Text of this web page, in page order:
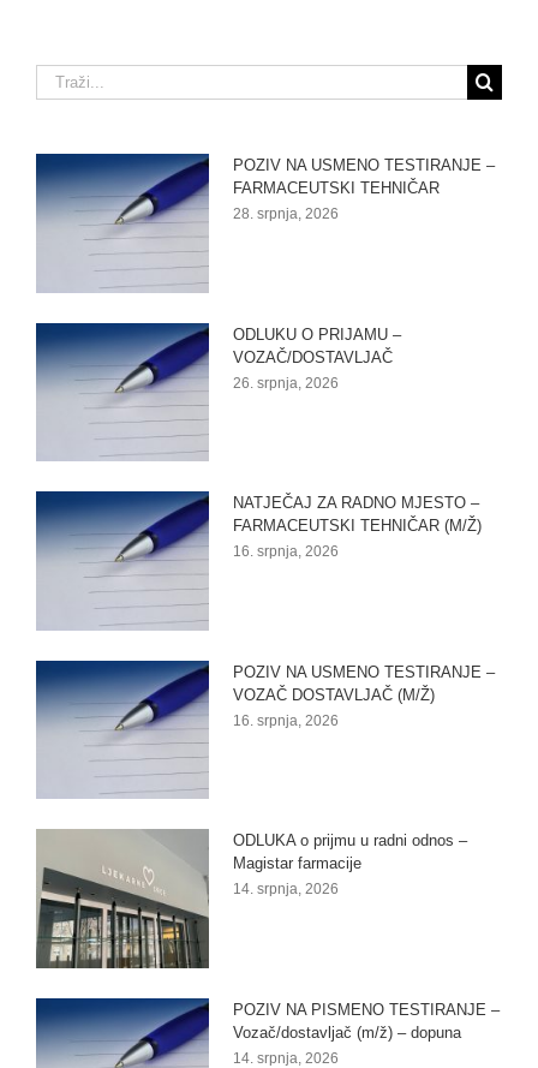
Traži...
POZIV NA USMENO TESTIRANJE –
FARMACEUTSKI TEHNIČAR
28. srpnja, 2026
ODLUKU O PRIJAMU –
VOZAČ/DOSTAVLJAČ
26. srpnja, 2026
NATJEČAJ ZA RADNO MJESTO –
FARMACEUTSKI TEHNIČAR (M/Ž)
16. srpnja, 2026
POZIV NA USMENO TESTIRANJE –
VOZAČ DOSTAVLJAČ (M/Ž)
16. srpnja, 2026
ODLUKA o prijmu u radni odnos –
Magistar farmacije
14. srpnja, 2026
POZIV NA PISMENO TESTIRANJE –
Vozač/dostavljač (m/ž) – dopuna
14. srpnja, 2026